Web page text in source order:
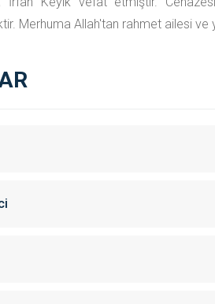
Merhuma Allah'tan rahmet ailesi ve